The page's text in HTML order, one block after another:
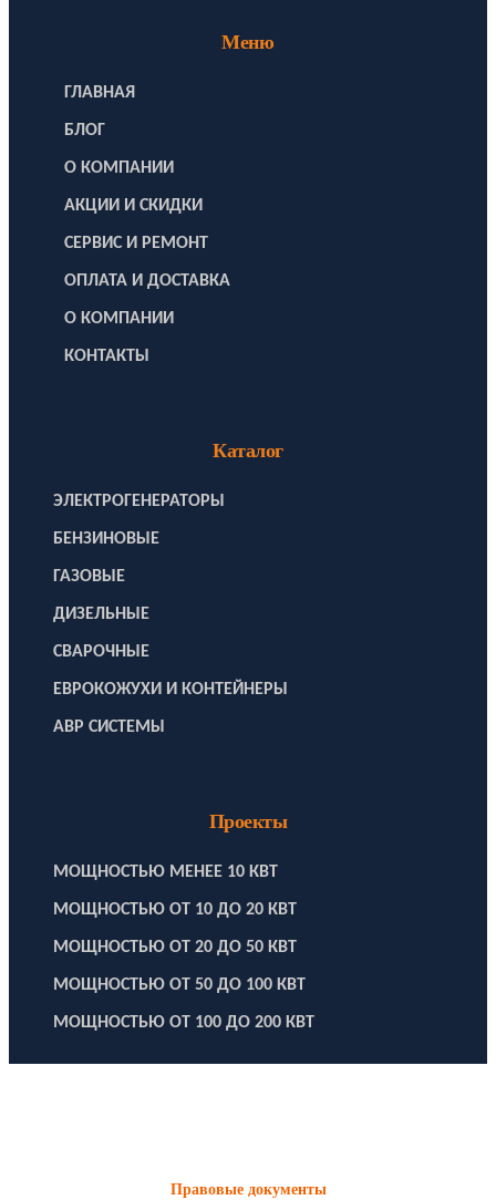
Меню
ГЛАВНАЯ
БЛОГ
О КОМПАНИИ
АКЦИИ И СКИДКИ
СЕРВИС И РЕМОНТ
ОПЛАТА И ДОСТАВКА
О КОМПАНИИ
КОНТАКТЫ
Каталог
ЭЛЕКТРОГЕНЕРАТОРЫ
БЕНЗИНОВЫЕ
ГАЗОВЫЕ
ДИЗЕЛЬНЫЕ
СВАРОЧНЫЕ
ЕВРОКОЖУХИ И КОНТЕЙНЕРЫ
АВР СИСТЕМЫ
Проекты
МОЩНОСТЬЮ МЕНЕЕ 10 КВТ
МОЩНОСТЬЮ ОТ 10 ДО 20 КВТ
МОЩНОСТЬЮ ОТ 20 ДО 50 КВТ
МОЩНОСТЬЮ ОТ 50 ДО 100 КВТ
МОЩНОСТЬЮ ОТ 100 ДО 200 КВТ
Правовые документы